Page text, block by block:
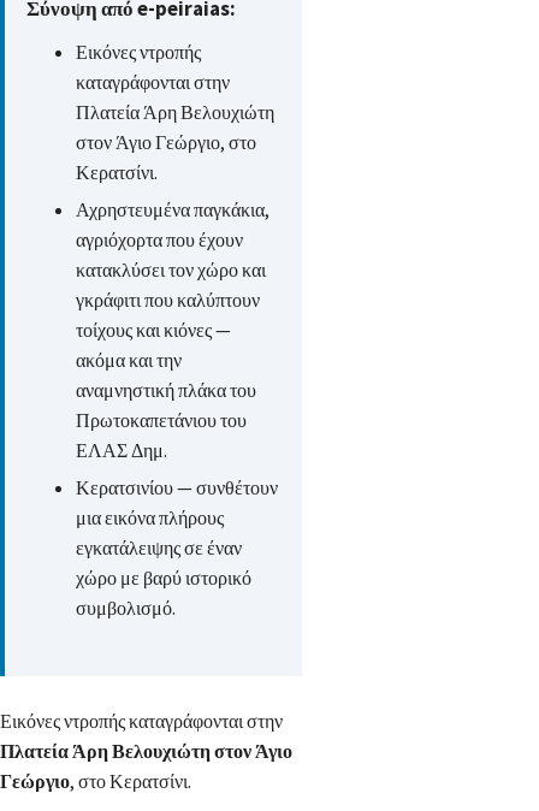
Σύνοψη από e-peiraias:
Εικόνες ντροπής
καταγράφονται στην
Πλατεία Άρη Βελουχιώτη
στον Άγιο Γεώργιο, στο
Κερατσίνι.
Αχρηστευμένα παγκάκια,
αγριόχορτα που έχουν
κατακλύσει τον χώρο και
γκράφιτι που καλύπτουν
τοίχους και κιόνες —
ακόμα και την
αναμνηστική πλάκα του
Πρωτοκαπετάνιου του
ΕΛΑΣ Δημ.
Κερατσινίου — συνθέτουν
μια εικόνα πλήρους
εγκατάλειψης σε έναν
χώρο με βαρύ ιστορικό
συμβολισμό.
Εικόνες ντροπής καταγράφονται στην
Πλατεία Άρη Βελουχιώτη στον Άγιο
Γεώργιο, στο Κερατσίνι.